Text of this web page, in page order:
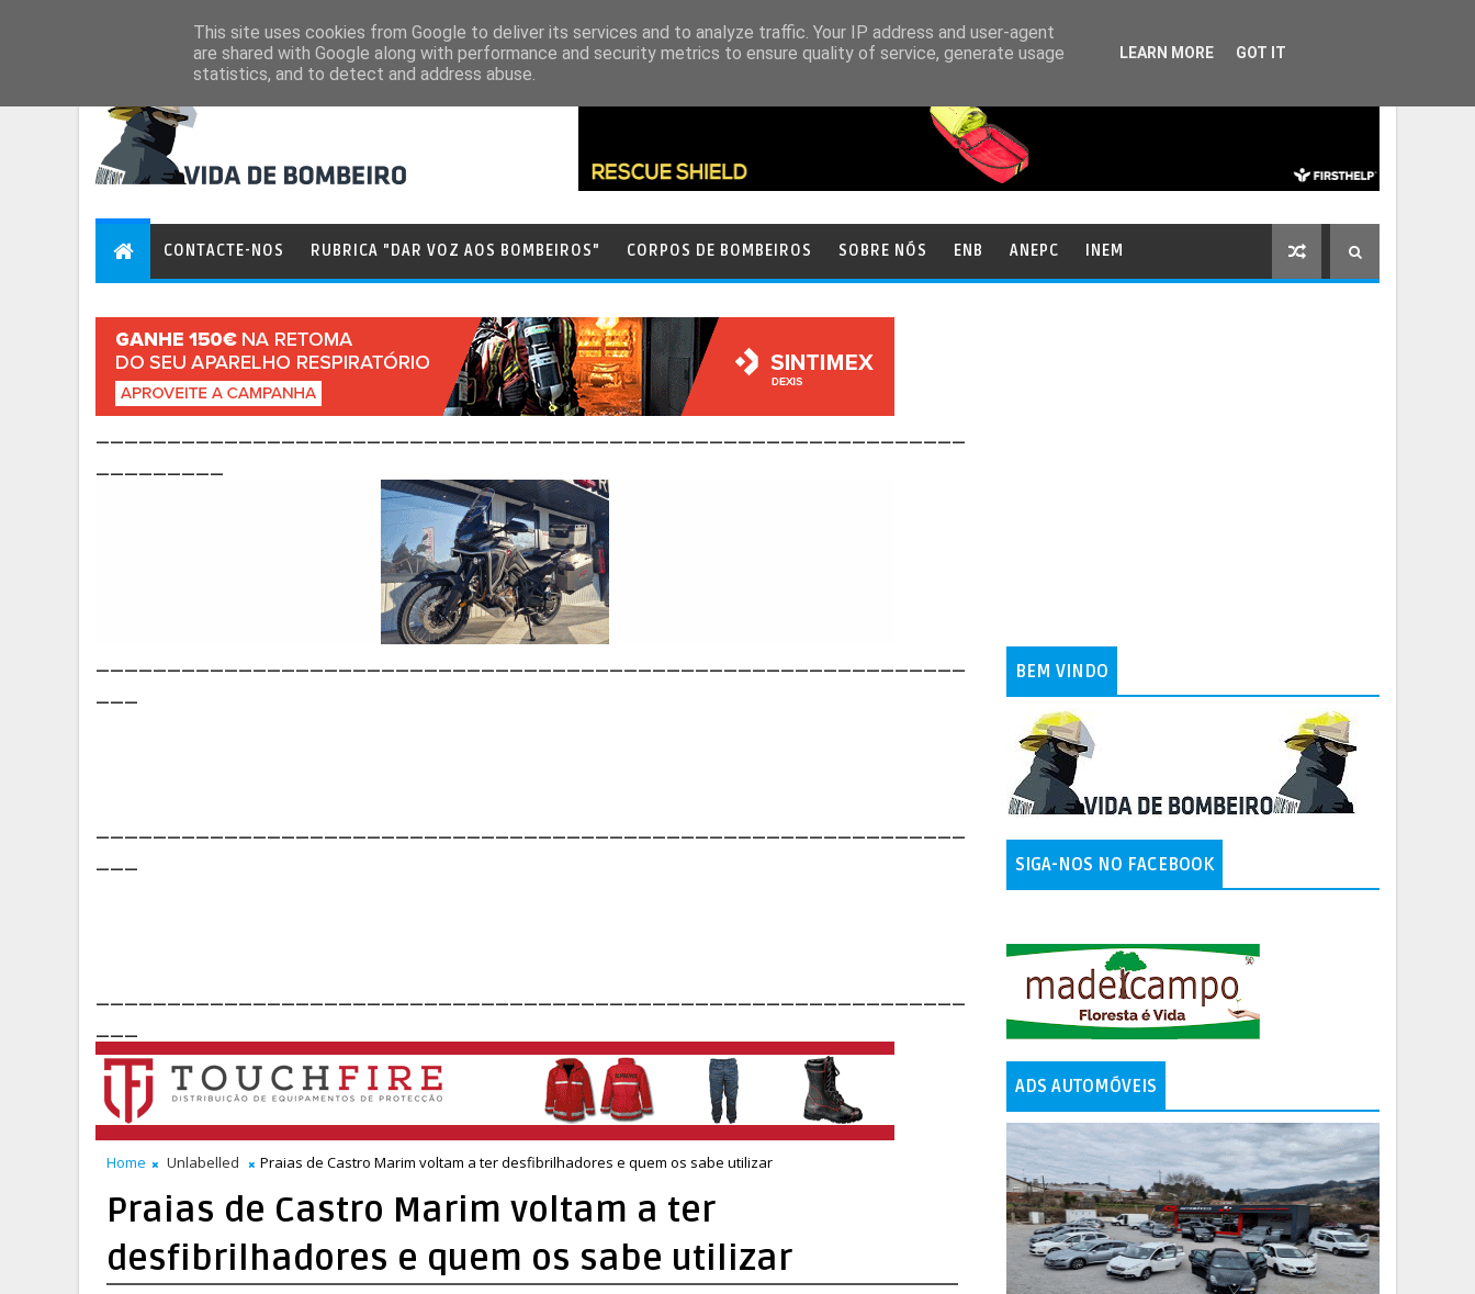
CONTACTE-NOS RUBRICA "DAR VOZ AOS BOMBEIROS" CORPOS DE BOMBEIROS SOBRE NÓS ENB ANEPC INEM
Home Unlabelled Praias de Castro Marim voltam a ter desfibrilhadores e quem os sabe utilizar
Praias de Castro Marim voltam a ter
desfibrilhadores e quem os sabe utilizar
BEM VINDO
SIGA-NOS NO FACEBOOK
ADS AUTOMÓVEIS
This site uses cookies from Google to deliver its services and to analyze traffic. Your IP address and user-agent
are shared with Google along with performance and security metrics to ensure quality of service, generate usage
statistics, and to detect and address abuse.
LEARN MORE GOT IT